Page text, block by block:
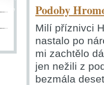
Podoby
Milí příznivci
nastalo po
mi zachtělo
jen nežili z
bezmála